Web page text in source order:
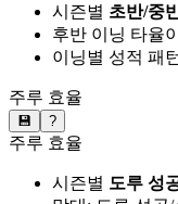
시즌별 초반/중
후반 이닝 타율
이닝별 성적 패
주루 효율
💾 ?
주루 효율
시즌별 도루 성